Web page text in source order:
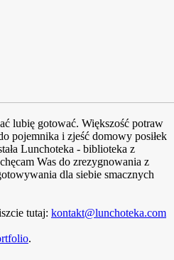
lubię gotować. Większość potraw
pojemnika i zjeść domowy posiłek
Lunchoteka - biblioteka z
Was do zrezygnowania z
dla siebie smacznych
tutaj: kontakt@lunchoteka.com
.